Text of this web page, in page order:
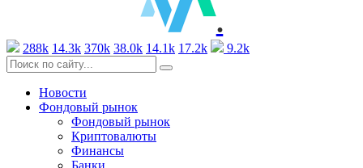
.
288k 14.3k 370k 38.0k 14.1k 17.2k 9.2k
Новости
Фондовый рынок
Фондовый рынок
Криптовалюты
Финансы
Банки